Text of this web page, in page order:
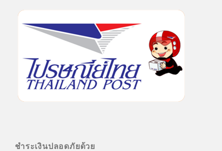
ชำระเงินปลอดภัยด้วย